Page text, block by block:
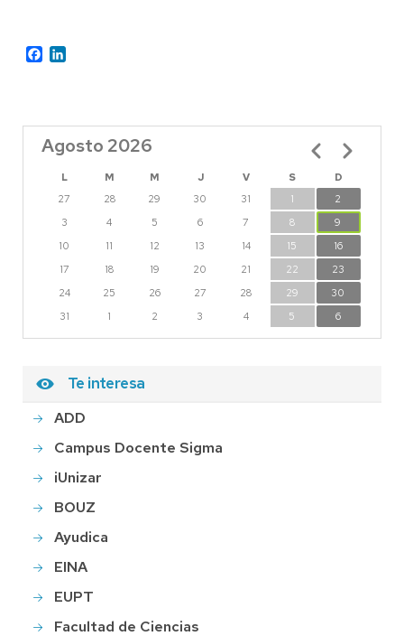
Facebook
Agosto 2026
L M M J V S
D
27
28 29 30 31 1
2
3
4 5 6 7 8
9
10
11 12 13 14 15
16
17
18 19 20 21 22
23
24
25 26 27 28 29
30
31
1 2 3 4 5 6
Paginación
Te interesa
ADD
Campus Docente Sigma
iUnizar
BOUZ
Ayudica
EINA
EUPT
Facultad de Ciencias